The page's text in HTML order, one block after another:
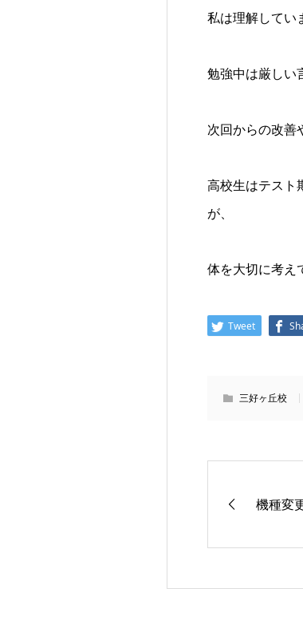
私は理解してい
勉強中は厳しい
次回からの改善
高校生はテスト
が、
体を大切に考え
Tweet
三好ヶ丘校
機種変